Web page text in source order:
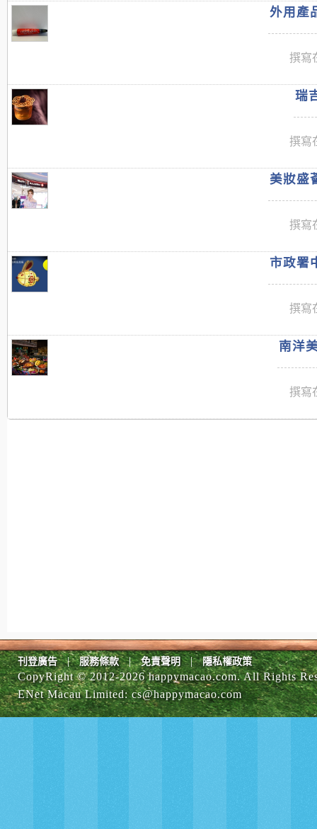
外用產
撰寫
瑞
撰寫
美妝盛
撰寫
市政署
撰寫
南洋
撰寫
刊登廣告 | 服務條款 | 免責聲明 | 隱私權政策
CopyRight © 2012-2026 happymacao.com. All Rights
ENet Macau Limited:cs@happymacao.com